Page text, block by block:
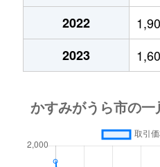
2022
2023